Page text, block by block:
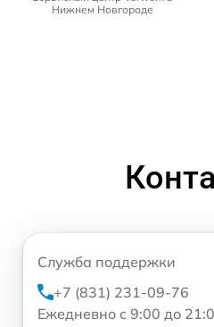
Нижнем Новгороде
Служба поддержки
+7 (831) 231-09-76
Ежедневно с 9:00 до